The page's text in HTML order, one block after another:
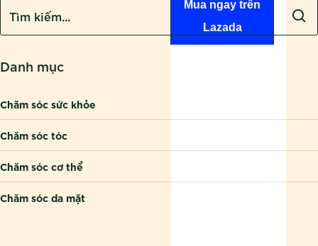
Mua ngay trên
Lazada
Danh mục
Chăm sóc sức khỏe
Chăm sóc tóc
Chăm sóc cơ thể
Chăm sóc da mặt